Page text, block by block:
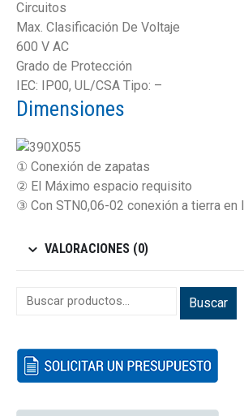
Circuitos
Max. Clasificación De Voltaje
600 V AC
Grado de Protección
IEC: IP00, UL/CSA Tipo: –
Dimensiones
① Conexión de zapatas
② El Máximo espacio requisito
③ Con STN0,06-02 conexión a tierra en
VALORACIONES (0)
Buscar